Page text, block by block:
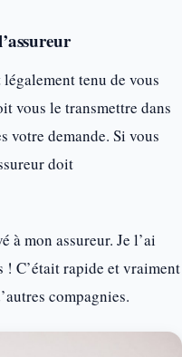
tenu de vous
vous le transmettre dans
votre demande. Si vous
doit
à mon assureur. Je l’ai
! C’était rapide et vraiment
compagnies.